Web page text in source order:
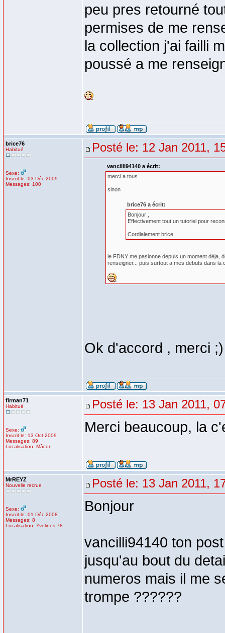
peu pres retourné
permises de me
la collection j'ai failli
poussé a me
brice76
Habitué
Sexe:
Inscrit le: 03 Déc 2009
Messages: 100
Posté le: 12 Jan 2011,
vancilli94140 a écrit:
merci a tous
sinon
brice76 a écrit:
Bonjour ,
Effectivement tout un tutoriel pour
Cordialement brice
le FDNY me pasionne depuis un moment déja,
renseigner... puis surtout a mes debuts dans la
Ok d'accord , merci ;)
firman71
Habitué
Sexe:
Inscrit le: 13 Oct 2009
Messages: 89
Localisation: Mâcon
Posté le: 13 Jan 2011,
Merci beaucoup, la
MrREYZ
Nouvelle recrue
Sexe:
Inscrit le: 01 Déc 2008
Messages: 8
Localisation: Yvelines 78
Posté le: 13 Jan 2011,
Bonjour
vancilli94140 ton
jusqu'au bout du
numeros mais il me
trompe ??????